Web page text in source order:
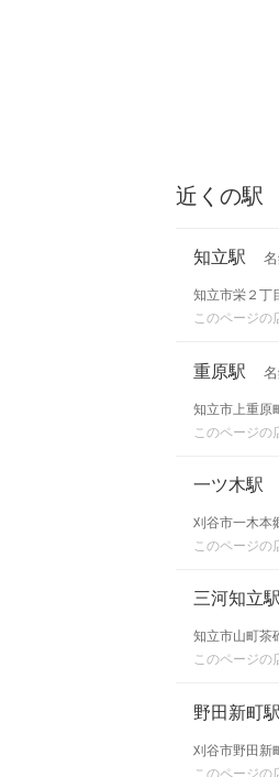
近くの駅
知立駅
知立市栄２丁
このページの
重原駅
知立市上重原
このページの
一ツ木駅
刈谷市一木本
このページの
三河知立駅
知立市山町茶
このページの
野田新町駅
刈谷市野田新
このページの